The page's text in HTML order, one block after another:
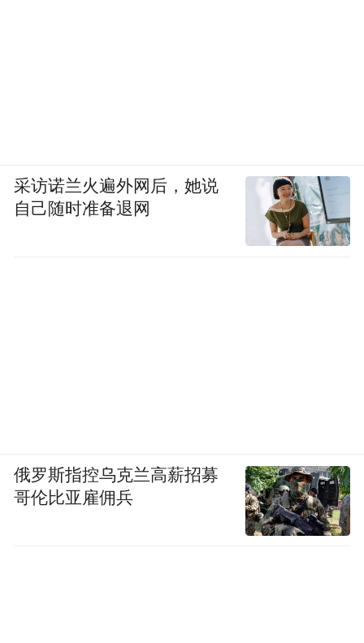
采访诺兰火遍外网后，她说
自己随时准备退网
俄罗斯指控乌克兰高薪招募
哥伦比亚雇佣兵